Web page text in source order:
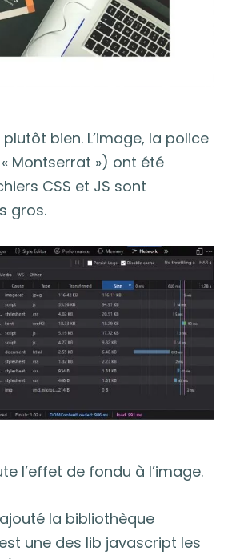
bien. L’image, la police
Montserrat ») ont été
CSS et JS sont
gros.
l’effet de fondu à l’image.
la bibliothèque
une des lib javascript les